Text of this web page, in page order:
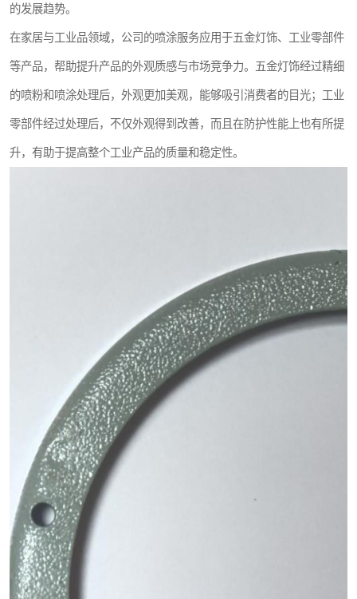
的发展趋势。
在家居与工业品领域，公司的喷涂服务应用于五金灯饰、工业零部件
等产品，帮助提升产品的外观质感与市场竞争力。五金灯饰经过精细
的喷粉和喷涂处理后，外观更加美观，能够吸引消费者的目光；工业
零部件经过处理后，不仅外观得到改善，而且在防护性能上也有所提
升，有助于提高整个工业产品的质量和稳定性。